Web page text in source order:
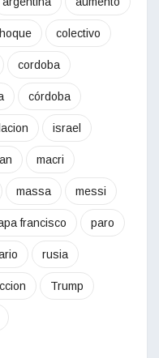
colectivo
cordoba
córdoba
israel
macri
massa messi
francisco paro
rusia
Trump